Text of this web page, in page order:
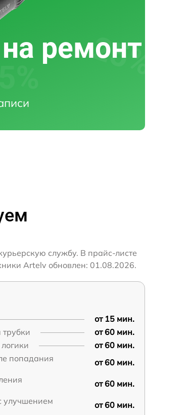
ремонт
службу. В прайс-листе
Artelv обновлен: 01.08.2026.
от 15 мин.
от 60 мин.
от 60 мин.
попадания
от 60 мин.
от 60 мин.
улучшением
от 60 мин.